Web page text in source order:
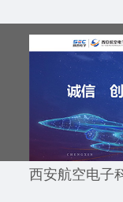
西安航空电子